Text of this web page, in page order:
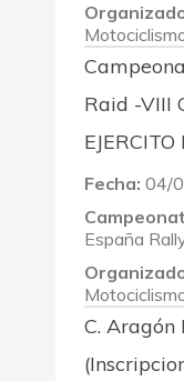
Raid -VIII
Fecha: 04/
España
C. Aragón